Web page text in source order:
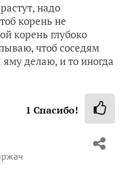
надо
корень не
корень глубоко
чтоб соседям
делаю, и то иногда
1 Спасибо!